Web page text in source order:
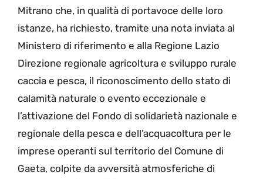
Mitrano che, in qualità di portavoce delle loro
istanze, ha richiesto, tramite una nota inviata al
Ministero di riferimento e alla Regione Lazio
Direzione regionale agricoltura e sviluppo rurale
caccia e pesca, il riconoscimento dello stato di
calamità naturale o evento eccezionale e
l’attivazione del Fondo di solidarietà nazionale e
regionale della pesca e dell’acquacoltura per le
imprese operanti sul territorio del Comune di
Gaeta, colpite da avversità atmosferiche di